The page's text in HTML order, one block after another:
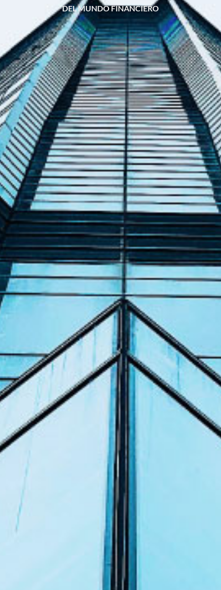
DEL MUNDO FINANCIERO